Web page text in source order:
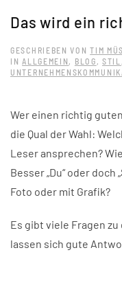
Das wird ein
GESCHRIEBEN VONTIM
INALLGEMEIN , BLOG ,STIL
Wer einen richtig
die Qual der Wahl:
Leser ansprechen?
Besser „Du“ oder doch
Foto oder mit Grafik?
Es gibt viele Fragen
lassen sich gute